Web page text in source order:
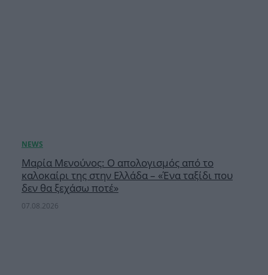
Μαρία Μενούνος: Ο απολογισμός από το
καλοκαίρι της στην Ελλάδα – «Ένα ταξίδι που
δεν θα ξεχάσω ποτέ»
07.08.2026